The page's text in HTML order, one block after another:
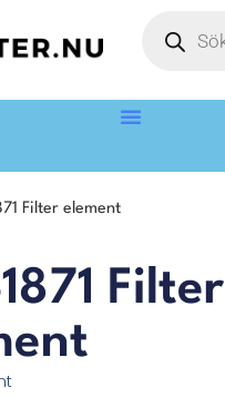
Filter element
Filter